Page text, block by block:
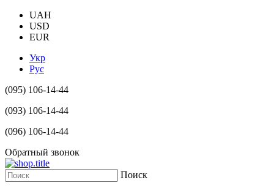
UAH
USD
EUR
Укр
Рус
(095) 106-14-44
(093) 106-14-44
(096) 106-14-44
Обратный звонок
Поиск